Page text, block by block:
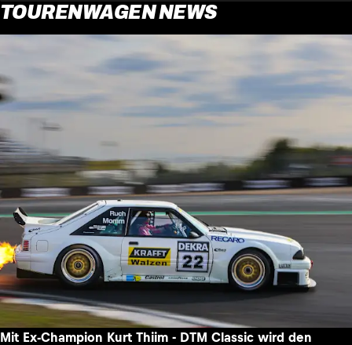
TOURENWAGEN NEWS
Mit Ex-Champion Kurt Thiim - DTM Classic wird den